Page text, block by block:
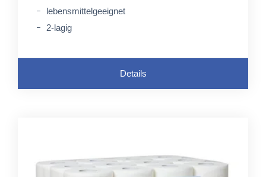
lebensmittelgeeignet
2-lagig
Details